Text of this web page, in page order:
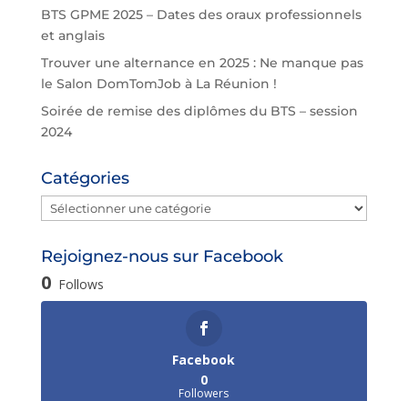
BTS GPME 2025 – Dates des oraux professionnels
et anglais
Trouver une alternance en 2025 : Ne manque pas
le Salon DomTomJob à La Réunion !
Soirée de remise des diplômes du BTS – session
2024
Catégories
Catégories
Rejoignez-nous sur Facebook
0 Follows
Facebook
0
Followers